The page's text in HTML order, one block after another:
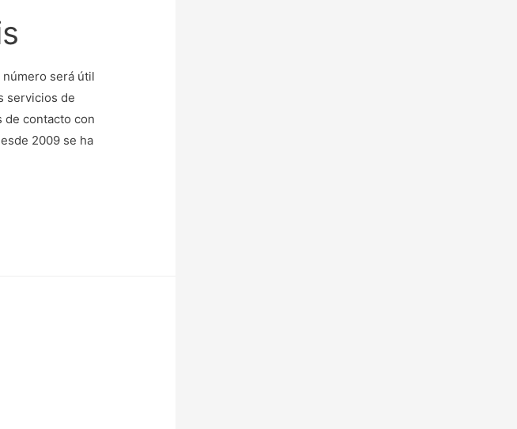
será útil
servicios de
de contacto con
2009 se ha